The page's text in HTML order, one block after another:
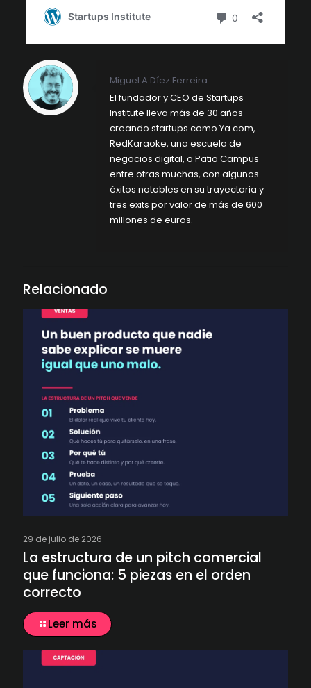
Miguel A Díez Ferreira
El fundador y CEO de Startups
Institute lleva más de 30 años
creando startups como Ya.com,
RedKaraoke, una escuela de
negocios digital, o Patio Campus
entre otras muchas, con algunos
éxitos notables en su trayectoria y
tres exits por valor de más de 600
millones de euros.
Relacionado
29 de julio de 2026
La estructura de un pitch comercial
que funciona: 5 piezas en el orden
correcto
Leer más